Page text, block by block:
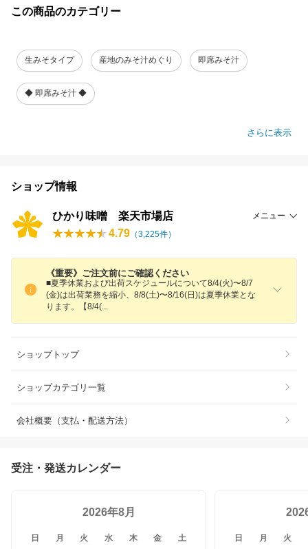
この商品のカテゴリー
生みそタイプ 産地のみそ汁めぐり 即席みそ汁
◆ 即席みそ汁 ◆
さらに表示
ショップ情報
ひかり味噌 楽天市場店 メニュー
4.79 （3,225件）
《重要》ご注文前にご確認ください
■夏季休業および出荷スケジュールについて8/4(火)〜8/7
(金)は出荷業務を縮小、8/8(土)〜8/16(日)は夏季休業とな
ります。【8/4(
ショップトップ
ショップカテゴリ一覧
会社概要（支払・配送方法）
受注・発送カレンダー
2026年8月
日 月 火 水 木 金 土 日 月 火